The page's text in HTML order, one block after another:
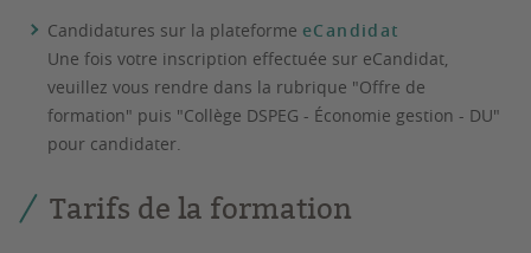
Candidatures sur la plateforme eCandidat
Une fois votre inscription effectuée sur eCandidat,
veuillez vous rendre dans la rubrique "Offre de
formation" puis "Collège DSPEG - Économie gestion - DU"
pour candidater.
Tarifs de la formation